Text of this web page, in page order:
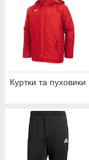
Куртки та пуховики